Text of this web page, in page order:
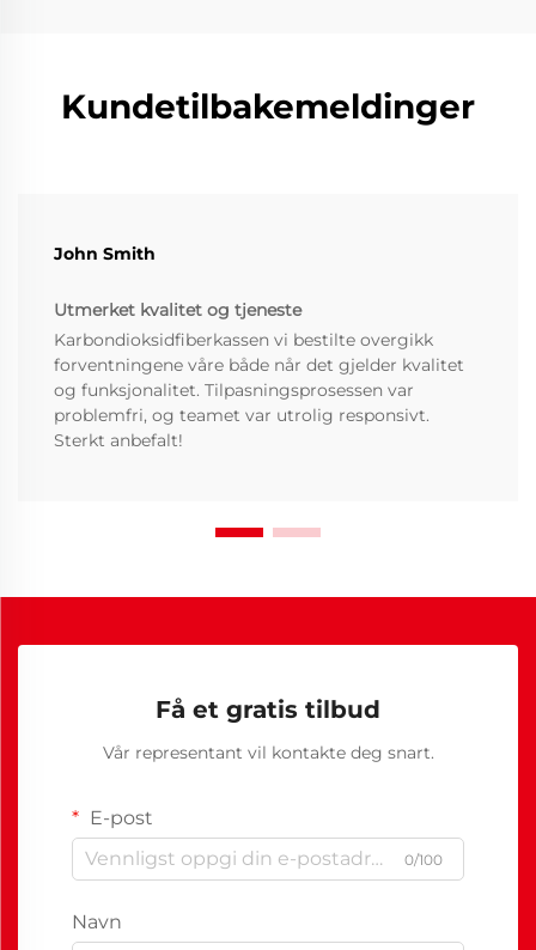
Kundetilbakemeldinger
John Smith
Utmerket kvalitet og tjeneste
Karbondioksidfiberkassen vi bestilte overgikk
forventningene våre både når det gjelder kvalitet
og funksjonalitet. Tilpasningsprosessen var
problemfri, og teamet var utrolig responsivt.
Sterkt anbefalt!
Få et gratis tilbud
Vår representant vil kontakte deg snart.
E-post
0/100
Navn